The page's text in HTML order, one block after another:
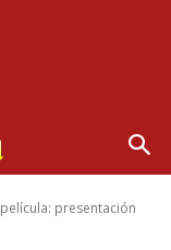
presentación